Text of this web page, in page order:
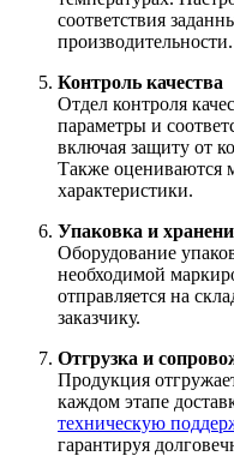
соответствия
производительности.
Контроль качества
Отдел контроля
параметры и
включая защиту от
Также оцениваются
характеристики.
Упаковка и
Оборудование
необходимой
отправляется на
заказчику.
Отгрузка и
Продукция
каждом этапе
техническую
гарантируя